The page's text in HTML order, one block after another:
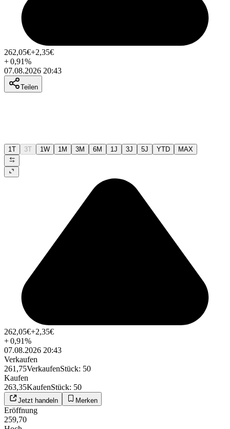
262,05€+2,35€
+0,91%
07.08.2026 20:43
Teilen
1T 3T 1W 1M 3M 6M 1J 3J 5J YTD MAX
262,05€+2,35€
+0,91%
07.08.2026 20:43
Verkaufen
261,75VerkaufenStück: 50
Kaufen
263,35KaufenStück: 50
Jetzt handeln Merken
Eröffnung
259,70